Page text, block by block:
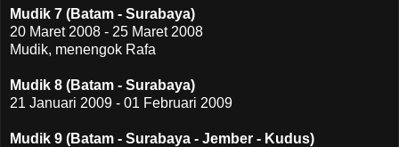
Mudik 7 (Batam - Surabaya)
20 Maret 2008 - 25 Maret 2008
Mudik, menengok Rafa
Mudik 8 (Batam - Surabaya)
21 Januari 2009 - 01 Februari 2009
Mudik 9 (Batam - Surabaya - Jember - Kudus)